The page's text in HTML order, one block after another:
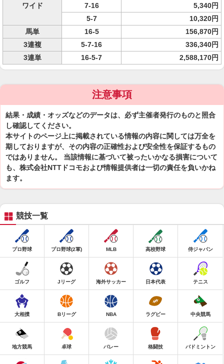
ワイド
7-16
5,340円
5-7
10,320円
馬単
16-5
156,870円
3連複
5-7-16
336,340円
3連単
16-5-7 2,588,170円
注意事項
結果・成績・オッズなどのデータは、必ず主催者発行のものと照合
し確認してください。
本サイトのページ上に掲載されている情報の内容に関しては万全を
期しておりますが、その内容の正確性および安全性を保証するもの
ではありません。 当該情報に基づいて被ったいかなる損害について
も、株式会社NTTドコモおよび情報提供者は一切の責任を負いかね
ます。
競技一覧
プロ野球 プロ野球(2軍) MLB 高校野球 侍ジャパン
ゴルフ Jリーグ 海外サッカー 日本代表 テニス
大相撲 Bリーグ NBA ラグビー 中央競馬
地方競馬 卓球 バレー 格闘技 バドミントン